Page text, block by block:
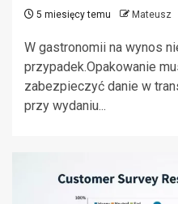
5 miesięcy temu Mateusz
W gastronomii na wynos
przypadek.Opakowanie
zabezpieczyć danie w
przy wydaniu...